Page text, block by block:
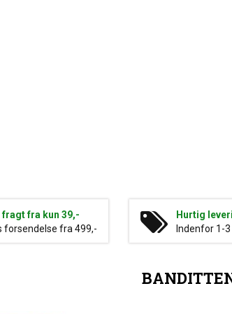
fragt fra kun 39,-
forsendelse fra 499,-
Hurtig
Indenfor 1-